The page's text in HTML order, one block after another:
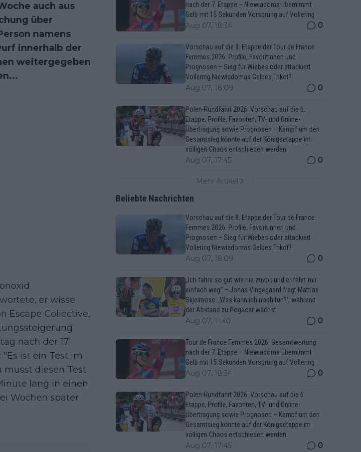
auch aus
über
namens
innerhalb der
weitergegeben
er wisse
Escape Collective,
nach der 17.
ist ein Test im
musst diesen Test
lang in einen
Wochen später
nach der 7. Etappe – Niewiadoma übernimmt
Gelb mit 15 Sekunden Vorsprung auf Vollering
Aug 07, 18:34 0
Vorschau auf die 8. Etappe der Tour de France
Femmes 2026: Profile, Favoritinnen und
Prognosen – Sieg für Wiebes oder attackiert
Vollering Niewiadomas Gelbes Trikot?
Aug 07, 18:09 0
Polen-Rundfahrt 2026: Vorschau auf die 6.
Etappe, Profile, Favoriten, TV- und Online-
Übertragung sowie Prognosen – Kampf um den
Gesamtsieg könnte auf der Königsetappe im
völligen Chaos entschieden werden
Aug 07, 17:45 0
Mehr Artikel
Beliebte Nachrichten
Vorschau auf die 8. Etappe der Tour de France
Femmes 2026: Profile, Favoritinnen und
Prognosen – Sieg für Wiebes oder attackiert
Vollering Niewiadomas Gelbes Trikot?
Aug 07, 18:09 0
„Ich fahre so gut wie nie zuvor, und er fährt mir
einfach weg“ – Jonas Vingegaard fragt Mattias
Skjelmose: ‚Was kann ich noch tun?‘, während
der Abstand zu Pogacar wächst
Aug 07, 11:30 0
Tour de France Femmes 2026: Gesamtwertung
nach der 7. Etappe – Niewiadoma übernimmt
Gelb mit 15 Sekunden Vorsprung auf Vollering
Aug 07, 18:34 0
Polen-Rundfahrt 2026: Vorschau auf die 6.
Etappe, Profile, Favoriten, TV- und Online-
Übertragung sowie Prognosen – Kampf um den
Gesamtsieg könnte auf der Königsetappe im
völligen Chaos entschieden werden
Aug 07, 17:45 0